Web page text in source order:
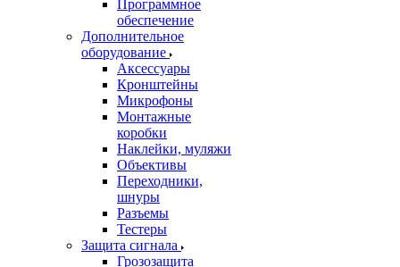
Программное
обеспечение
Дополнительное
оборудование
Аксессуары
Кронштейны
Микрофоны
Монтажные
коробки
Наклейки, муляжи
Объективы
Переходники,
шнуры
Разъемы
Тестеры
Защита сигнала
Грозозащита